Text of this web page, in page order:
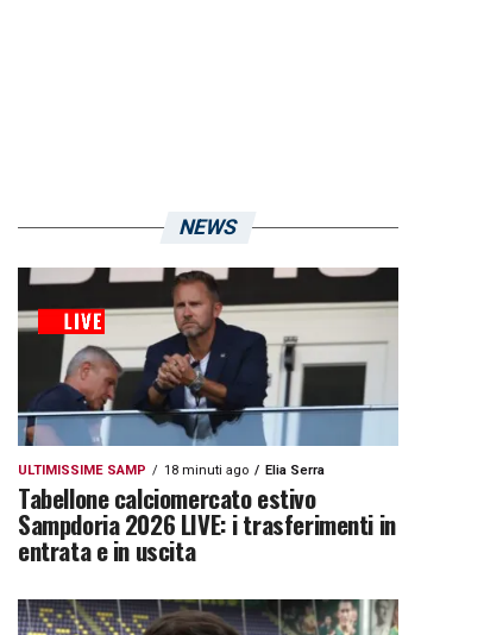
NEWS
ULTIMISSIME SAMP 18 minuti ago Elia Serra
Tabellone calciomercato estivo
Sampdoria 2026 LIVE: i trasferimenti in
entrata e in uscita